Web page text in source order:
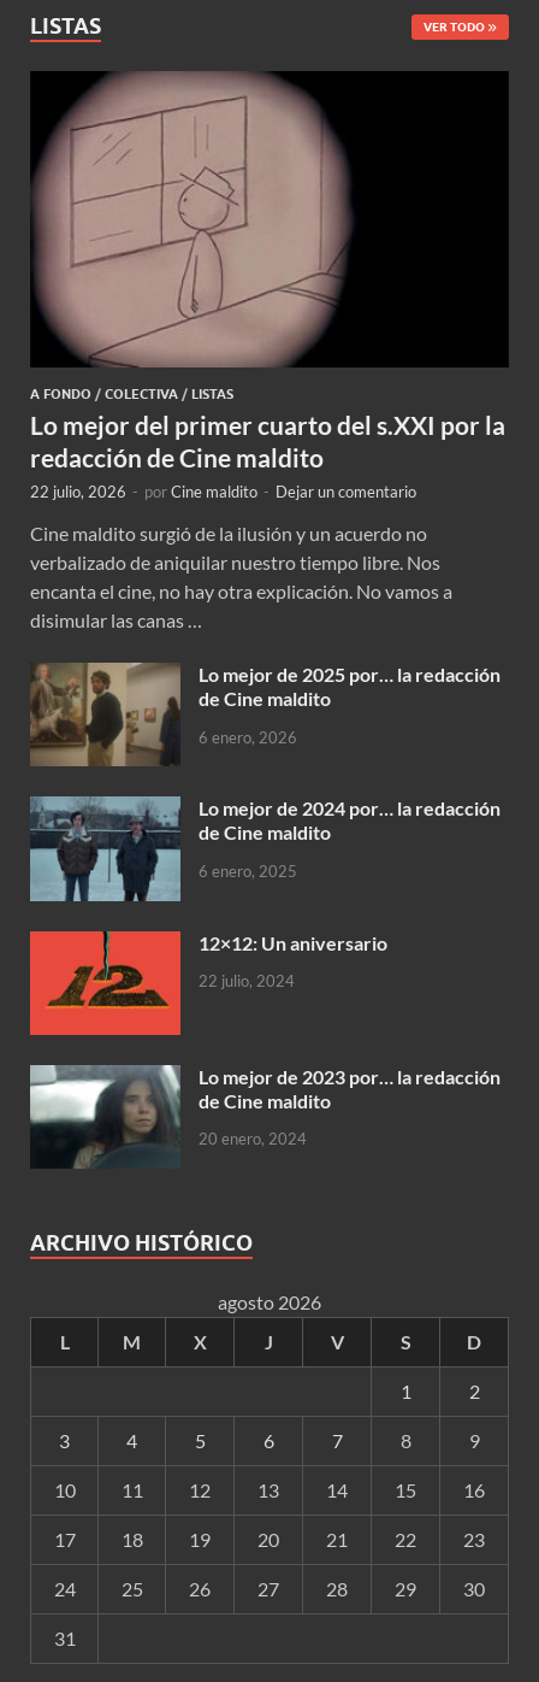
LISTAS VER TODO
A FONDO / COLECTIVA / LISTAS
Lo mejor del primer cuarto del s.XXI por la
redacción de Cine maldito
22 julio, 2026 - porCine maldito - Dejar un comentario
Cine maldito surgió de la ilusión y un acuerdo no
verbalizado de aniquilar nuestro tiempo libre. Nos
encanta el cine, no hay otra explicación. No vamos a
disimular las canas …
Lo mejor de 2025 por… la redacción
de Cine maldito
6 enero, 2026
Lo mejor de 2024 por… la redacción
de Cine maldito
6 enero, 2025
12×12: Un aniversario
22 julio, 2024
Lo mejor de 2023 por… la redacción
de Cine maldito
20 enero, 2024
ARCHIVO HISTÓRICO
agosto 2026
L
M X J V S D
1 2
3 4 5 6 7 8 9
10 11 12 13 14 15 16
17 18 19 20 21 22 23
24 25 26 27 28 29 30
31